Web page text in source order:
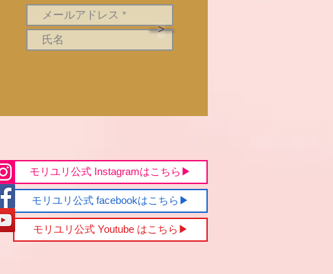
>
モリユリ公式 Instagramはこちら▶︎
モリユリ公式 facebookはこちら▶︎
モリユリ公式 Youtube はこちら▶︎